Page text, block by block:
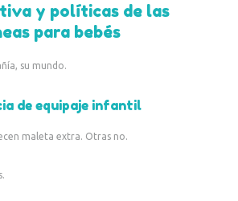
y políticas de las
para bebés
su mundo.
de equipaje infantil
maleta extra. Otras no.